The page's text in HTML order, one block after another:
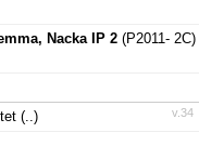
Nacka IP 2 (P2011- 2C)
v.34
(..)